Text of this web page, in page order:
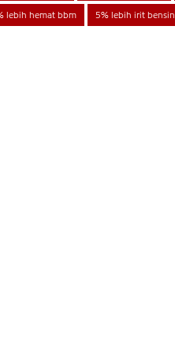
lebih hemat bbm 5% lebih irit bensin